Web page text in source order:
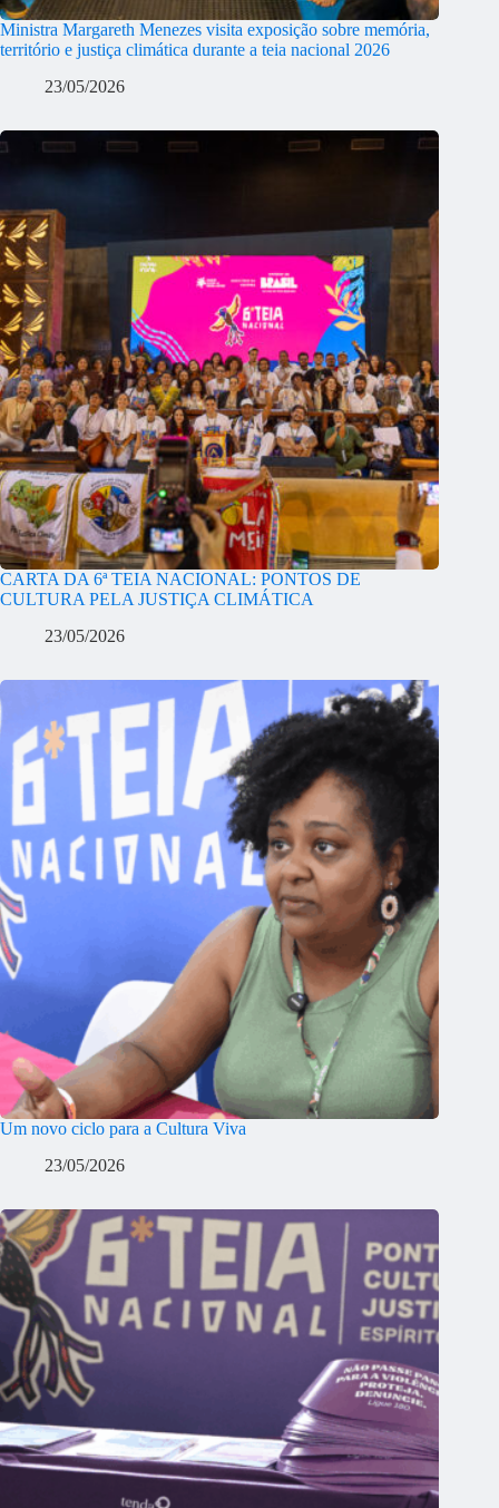
Ministra Margareth Menezes visita exposição sobre memória,
território e justiça climática durante a teia nacional 2026
23/05/2026
CARTA DA 6ª TEIA NACIONAL: PONTOS DE
CULTURA PELA JUSTIÇA CLIMÁTICA
23/05/2026
Um novo ciclo para a Cultura Viva
23/05/2026